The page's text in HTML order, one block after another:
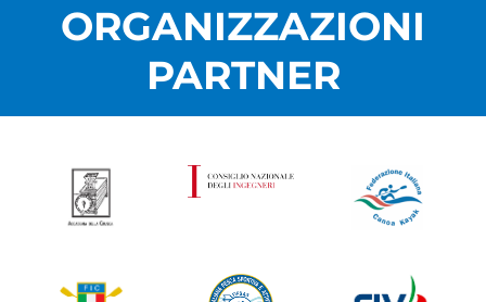
ORGANIZZAZIONI
PARTNER